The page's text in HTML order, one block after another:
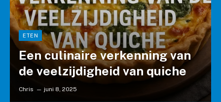
ETEN
Een culinaire verkenning van
de veelzijdigheid van quiche
Chris juni 8, 2025